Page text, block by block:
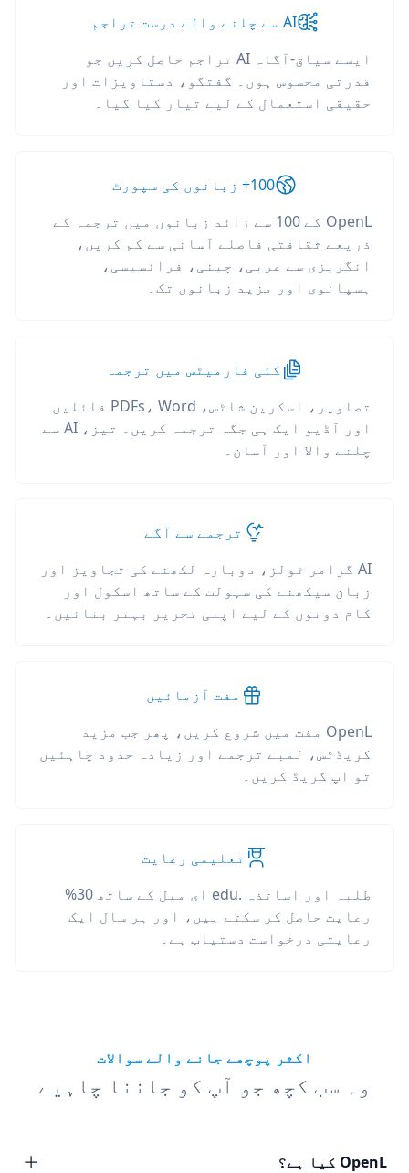
AI سے چلنے والے درست تراجم
ایسے سیاق-آگاہ AI تراجم حاصل کریں جو
قدرتی محسوس ہوں۔ گفتگو، دستاویزات اور
حقیقی استعمال کے لیے تیار کیا گیا۔
100+ زبانوں کی سپورٹ
OpenL کے 100 سے زائد زبانوں میں ترجمہ کے
ذریعے ثقافتی فاصلے آسانی سے کم کریں،
انگریزی سے عربی، چینی، فرانسیسی،
ہسپانوی اور مزید زبانوں تک۔
کئی فارمیٹس میں ترجمہ
تصاویر، اسکرین شاٹس، PDFs، Word فائلیں
اور آڈیو ایک ہی جگہ ترجمہ کریں۔ تیز، AI سے
چلنے والا اور آسان۔
ترجمے سے آگے
AI گرامر ٹولز، دوبارہ لکھنے کی تجاویز اور
زبان سیکھنے کی سہولت کے ساتھ اسکول اور
کام دونوں کے لیے اپنی تحریر بہتر بنائیں۔
مفت آزمائیں
OpenL مفت میں شروع کریں، پھر جب مزید
کریڈٹس، لمبے ترجمے اور زیادہ حدود چاہئیں
تو اپ گریڈ کریں۔
تعلیمی رعایت
طلبہ اور اساتذہ .edu ای میل کے ساتھ 30%
رعایت حاصل کر سکتے ہیں، اور ہر سال ایک
رعایتی درخواست دستیاب ہے۔
اکثر پوچھے جانے والے سوالات
وہ سب کچھ جو آپ کو جاننا چاہیے
OpenL کیا ہے؟